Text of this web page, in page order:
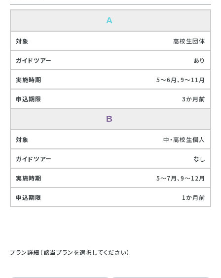
A
高校生団体
あり
5〜6月、9〜11月
3か月前
B
中・高校生個人
なし
5〜7月、9〜12月
1か月前
プラン詳細（該当プランを選択してください）